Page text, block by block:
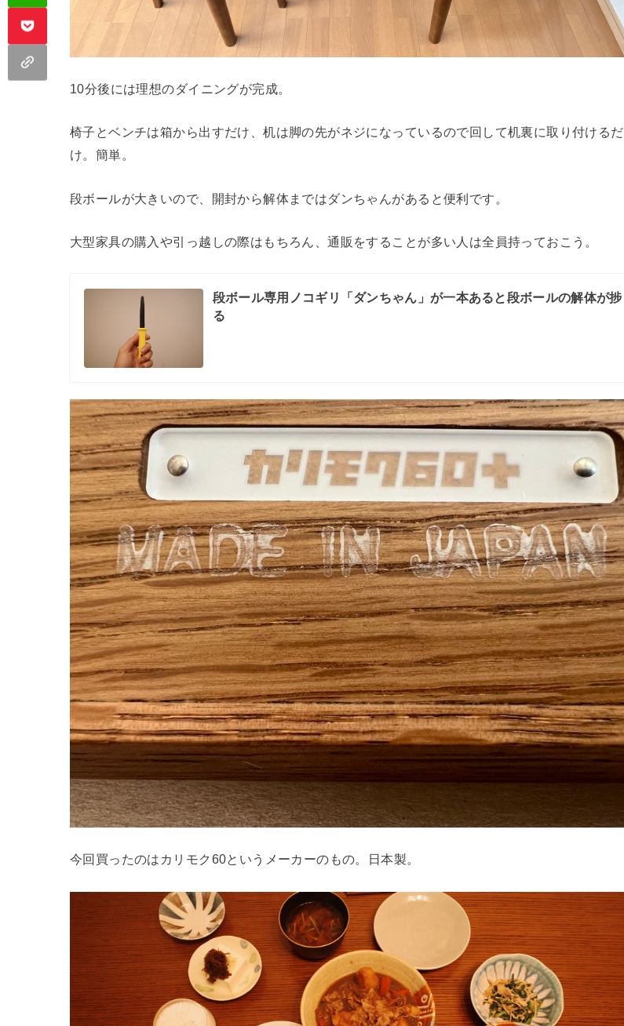
10分後には理想のダイニングが完成。
椅子とベンチは箱から出すだけ、机は脚の先がネジになっているので回して机裏に取り付けるだ
け。簡単。
段ボールが大きいので、開封から解体まではダンちゃんがあると便利です。
大型家具の購入や引っ越しの際はもちろん、通販をすることが多い人は全員持っておこう。
段ボール専用ノコギリ「ダンちゃん」が一本あると段ボールの解体が捗
る
今回買ったのはカリモク60というメーカーのもの。日本製。